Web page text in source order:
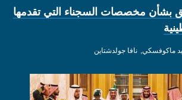
بشأن مخصصات السجناء التي تقدمها
ماكوفسكي نافا جولدشتاين